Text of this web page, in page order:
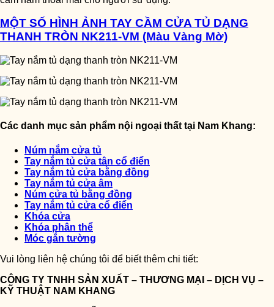
MỘT SỐ HÌNH ẢNH TAY CẦM CỬA TỦ DẠNG
THANH TRÒN NK211-VM (Màu Vàng Mờ)
Các danh mục sản phẩm nội ngoại thất tại Nam Khang:
Núm nắm cửa tủ
Tay nắm tủ cửa tân cổ điển
Tay nắm tủ cửa bằng đồng
Tay nắm tủ cửa âm
Núm cửa tủ bằng đồng
Tay nắm tủ cửa cổ điển
Khóa cửa
Khóa phân thể
Móc gắn tường
Vui lòng liên hệ chúng tôi để biết thêm chi tiết:
CÔNG TY TNHH SẢN XUẤT – THƯƠNG MẠI – DỊCH VỤ –
KỸ THUẬT NAM KHANG